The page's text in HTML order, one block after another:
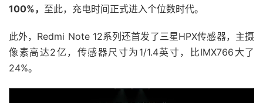
100%， 至此，充电时间正式进入个位数时代。
此外，Redmi Note 12系列还首发了三星HPX传感器，主摄
像素高达2亿，传感器尺寸为1/1.4英寸，比IMX766大了
24%。